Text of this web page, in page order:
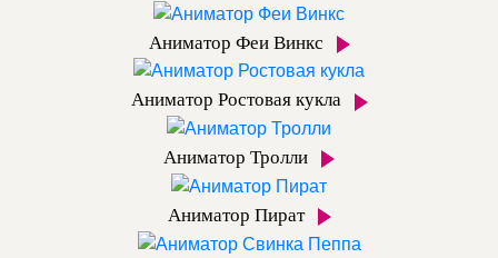
Аниматор Феи Винкс
Аниматор Ростовая кукла
Аниматор Тролли
Аниматор Пират